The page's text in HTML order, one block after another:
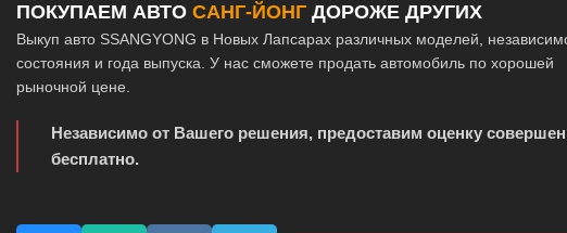
ПОКУПАЕМ АВТО САНГ-ЙОНГ ДОРОЖЕ ДРУГИХ
Выкуп авто SSANGYONG в Новых Лапсарах различных моделей,
состояния и года выпуска. У нас сможете продать автомобиль по хорошей
рыночной цене.
Независимо от Вашего решения, предоставим оценку
бесплатно.